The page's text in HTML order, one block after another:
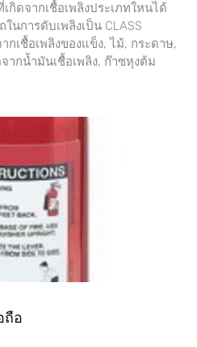
ดจากเชื้อเพลิงประเภทใหนได้
นการดับเพลิงเป็น CLASS
ากเชื้อเพลิงของแข็ง, ไม้, กระดาษ,
ากน้ำมันเชื้อเพลิง, ก๊าซหุงต้ม
ถือ